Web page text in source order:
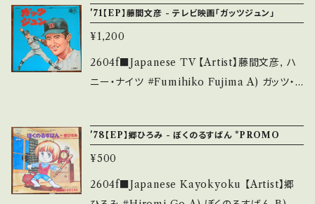
られる C・痛み多・キズ多く痛み多 *その他、+ -
で補足しています。 *中古という事をご理解して
頂ける方のご購入をお願い致します。 Please p
urchase it if you understand that it is se
bankutsu.thebase.in/items/14252144 お知
らせ等は、About 画面にてご確認ください。 __
ーズ版 *作・編曲：大野雄二 ●状態：ジャケ/盤：
B/B (国内盤) *ジャケ=黄シミ 【状態説明の見
方】 商品列に並ぶ ■状態・説明 / 発送について
■ をご覧ください。 お知らせ等は、About 画面
'71【EP】藤間文彦 - テレビ映画「ガッツジュン」
¥1,200
2604f■Japanese TV 【Artist】藤間文彦, ハ
ニー・ナイツ #Fumihiko Fujima A) ガッツ・
/ コロムビア *テレビ映画「ガッツジュン」 Com
posed By :鈴木邦彦 ■参考視聴■ https://y
outu.be/SyEmU-bQfAY?si=rYmmHiP4m
QGa-ZwZ 【Condition】 Jacket/Record：B
'78【EP】郷ひろみ - ぼくのるすばん *PROMO
¥500
2604f■Japanese Kayokyoku 【Artist】郷